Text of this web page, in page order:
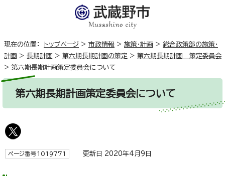
現在の位置： トップページ > 市政情報 > 施策・計画 > 総合政策部の施策・
計画 > 長期計画 > 第六期長期計画の策定 > 第六期長期計画 策定委員会
> 第六期長期計画策定委員会について
第六期長期計画策定委員会について
ページ番号1019771 更新日 2020年4月9日